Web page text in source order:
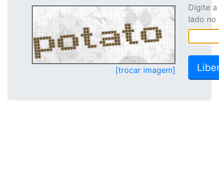
[trocar imagem]
Digite
lado no